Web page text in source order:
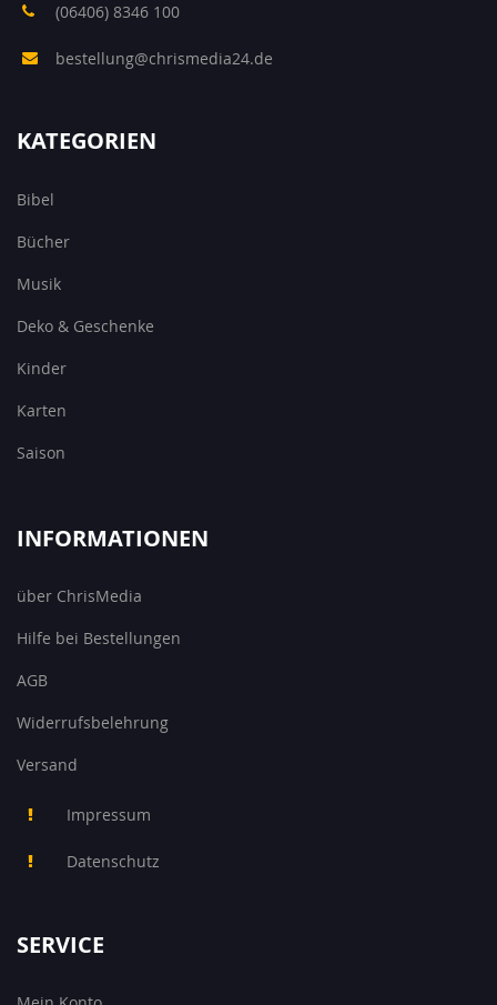
(06406) 8346 100
bestellung@chrismedia24.de
KATEGORIEN
Bibel
Bücher
Musik
Deko & Geschenke
Kinder
Karten
Saison
INFORMATIONEN
über ChrisMedia
Hilfe bei Bestellungen
AGB
Widerrufsbelehrung
Versand
Impressum
Datenschutz
SERVICE